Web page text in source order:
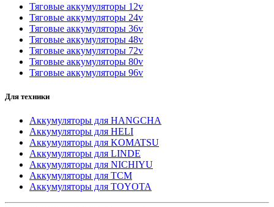
Тяговые аккумуляторы 12v
Тяговые аккумуляторы 24v
Тяговые аккумуляторы 36v
Тяговые аккумуляторы 48v
Тяговые аккумуляторы 72v
Тяговые аккумуляторы 80v
Тяговые аккумуляторы 96v
Для техники
Аккумуляторы для HANGCHA
Аккумуляторы для HELI
Аккумуляторы для KOMATSU
Аккумуляторы для LINDE
Аккумуляторы для NICHIYU
Аккумуляторы для TCM
Аккумуляторы для TOYOTA